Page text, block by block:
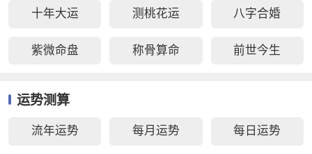
十年大运 测桃花运 八字合婚
紫微命盘 称骨算命 前世今生
运势测算
流年运势 每月运势 每日运势